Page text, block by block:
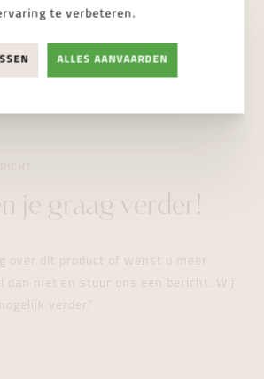
2, 9000 Gent
BESCHIKBAAR
je graag verder!
over dit product of wenst u meer
dan niet en stuur ons een bericht. Wij
verder."
te verbeteren.
ALLES AANVAARDEN